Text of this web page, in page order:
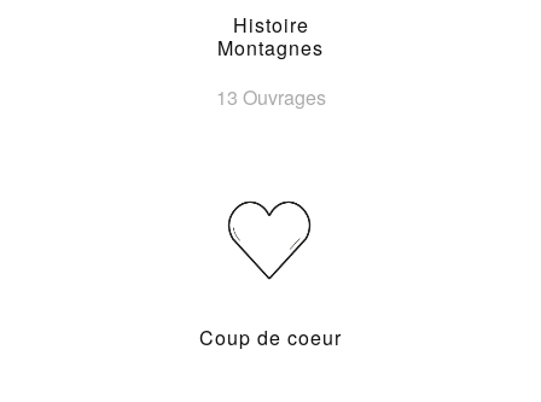
Histoire
Montagnes
13 Ouvrages
Coup de coeur